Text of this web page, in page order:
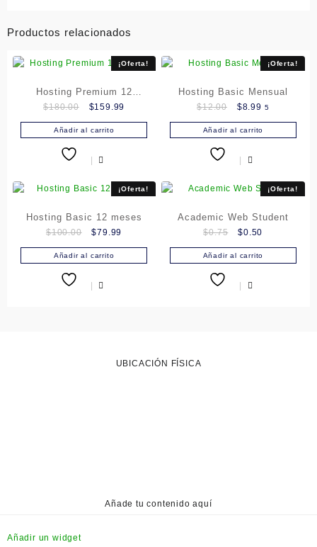
Productos relacionados
¡Oferta!
Hosting Premium 12
meses
$180.00
Original
price
was:
$159.99
price
is:
Añadir al carrito
¡Oferta!
Hosting Basic Mensual
$12.00
Original
price
was:
$8.99Current
price
is:
5
Añadir al carrito
¡Oferta!
Hosting Basic 12 meses
$100.00
Original
price
was:
$79.99
price
is:
Añadir al carrito
¡Oferta!
Academic Web Student
$0.75
Original
price
was:
$0.50
price
is:
Añadir al carrito
UBICACIÓN FÍSICA
Añade tu contenido aquí
Añadir un widget